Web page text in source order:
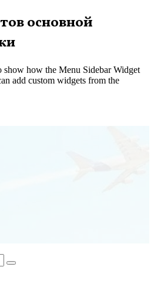
основной
show how the Menu Sidebar Widget
add custom widgets from the